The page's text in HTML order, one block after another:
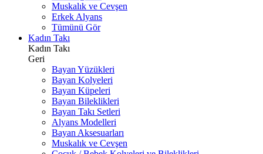
Muskalık ve Cevşen
Erkek Alyans
Tümünü Gör
Kadın Takı
Kadın Takı
Geri
Bayan Yüzükleri
Bayan Kolyeleri
Bayan Küpeleri
Bayan Bileklikleri
Bayan Takı Setleri
Alyans Modelleri
Bayan Aksesuarları
Muskalık ve Cevşen